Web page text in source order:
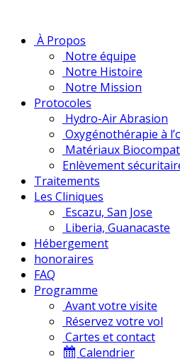
À Propos
Notre équipe
Notre Histoire
Notre Mission
Protocoles
Hydro-Air Abrasion
Oxygénothérapie à
Matériaux
Enlèvement
Traitements
Les Cliniques
Escazu, San Jose
Liberia, Guanacaste
Hébergement
honoraires
FAQ
Programme
Avant votre visite
Réservez votre vol
Cartes et contact
Calendrier